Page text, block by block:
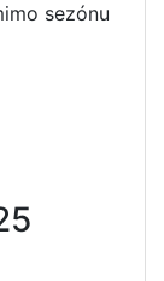
sezónu